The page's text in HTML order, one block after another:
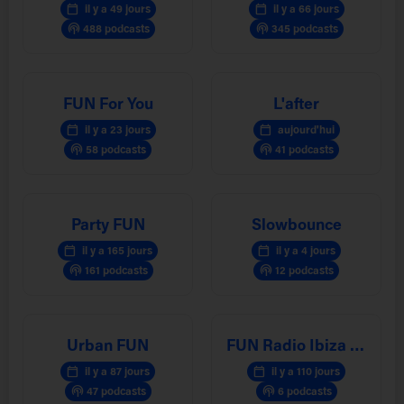
calendar_today il y a 49 jours
podcasts 488 podcasts
calendar_today il y a 66 jours
podcasts 345 podcasts
FUN For You
calendar_today il y a 23 jours
podcasts 58 podcasts
L'after
calendar_today aujourd'hui
podcasts 41 podcasts
Party FUN
calendar_today il y a 165 jours
podcasts 161 podcasts
Slowbounce
calendar_today il y a 4 jours
podcasts 12 podcasts
Urban FUN
calendar_today il y a 87 jours
podcasts 47 podcasts
FUN Radio Ibiza Experience
calendar_today il y a 110 jours
podcasts 6 podcasts